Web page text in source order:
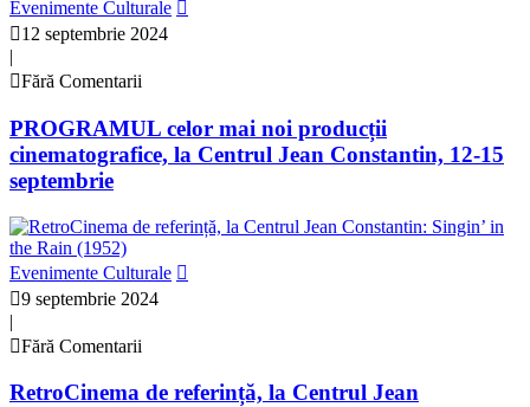
Evenimente Culturale
12 septembrie 2024
|
Fără Comentarii
PROGRAMUL celor mai noi producții
cinematografice, la Centrul Jean Constantin, 12-15
septembrie
Evenimente Culturale
9 septembrie 2024
|
Fără Comentarii
RetroCinema de referință, la Centrul Jean